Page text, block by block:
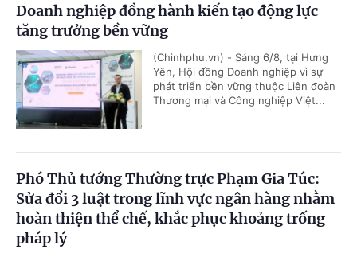
Doanh nghiệp đồng hành kiến tạo động lực
tăng trưởng bền vững
(Chinhphu.vn) - Sáng 6/8, tại Hưng
Yên, Hội đồng Doanh nghiệp vì sự
phát triển bền vững thuộc Liên đoàn
Thương mại và Công nghiệp Việt...
Phó Thủ tướng Thường trực Phạm Gia Túc:
Sửa đổi 3 luật trong lĩnh vực ngân hàng nhằm
hoàn thiện thể chế, khắc phục khoảng trống
pháp lý